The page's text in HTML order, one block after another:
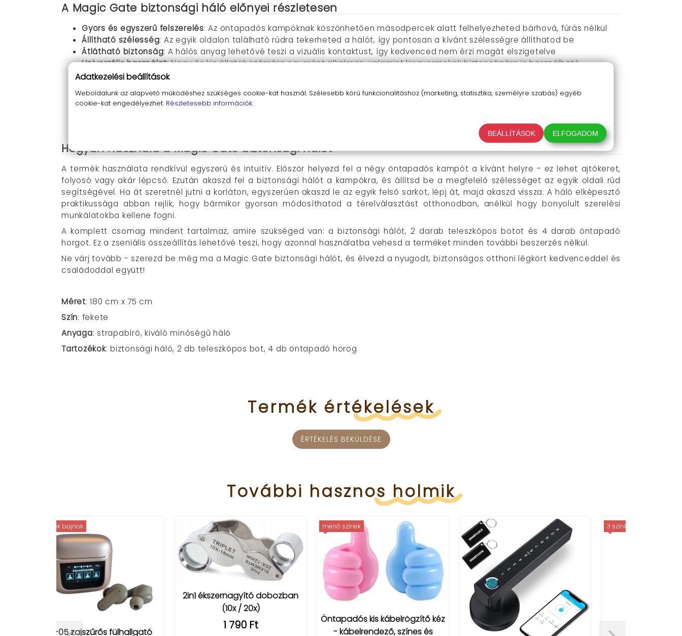
A Magic Gate biztonsági háló előnyei részletesen
Gyors és egyszerű felszerelés: Az öntapadós kampóknak köszönhetően másodpercek alatt felhelyezheted bárhová, fúrás nélkül
Állítható szélesség: Az egyik oldalon található rúdra tekerheted a hálót, így pontosan a kívánt szélességre állíthatod be
Átlátható biztonság: A hálós anyag lehetővé teszi a vizuális kontaktust, így kedvenced nem érzi magát elszigetelve
Univerzális használat: Nagy és kis állatok számára egyaránt alkalmas, valamint kisgyermekek biztonságára is használható
Tartós anyagok: Kiváló minőségű nylon és rozsdamentes acél szerkezet garantálja a hosszú élettartamot
Károkozás-mentes : Az öntapadós rendszer nem hagy nyomot a falon, bármikor eltávolítható
Kompakt tárolás
Hogyan használd a Magic Gate biztonsági hálót
A termék használata rendkívül egyszerű és intuitív. Először helyezd fel a négy öntapadós kampót a kívánt helyre - ez lehet ajtókeret,
folyosó vagy akár lépcső. Ezután akaszd fel a biztonsági hálót a kampókra, és állítsd be a megfelelő szélességet az egyik oldali rúd
segítségével. Ha át szeretnél jutni a korláton, egyszerűen akaszd le az egyik felső sarkot, lépj át, majd akaszd vissza. A háló elképesztő
praktikussága abban rejlik, hogy bármikor gyorsan módosíthatod a térelválasztást otthonodban, anélkül hogy bonyolult szerelési
munkálatokba kellene fogni.
A komplett csomag mindent tartalmaz, amire szükséged van: a biztonsági hálót, 2 darab teleszkópos botot és 4 darab öntapadó
horgot. Ez a zseniális összeállítás lehetővé teszi, hogy azonnal használatba vehesd a terméket minden további beszerzés nélkül.
Ne várj tovább - szerezd be még ma a Magic Gate biztonsági hálót, és élvezd a nyugodt, biztonságos otthoni légkört kedvenceddel és
családoddal együtt!
Méret: 180 cm x 75 cm
Szín: fekete
Anyaga: strapabíró, kiváló minőségű háló
Tartozékok: biztonsági háló, 2 db teleszkópos bot, 4 db öntapadó horog
Termék értékelések
ÉRTÉKELÉS BEKÜLDÉSE
További hasznos holmik
2in1 ékszernagyító dobozban
(10x / 20x)
1 790 Ft
menő színek
Öntapadós kis kábelrögzítő kéz
- kábelrendező, színes és
3 színben
Adatkezelési beállítások
Weboldalunk az alapvető működéshez szükséges cookie-kat használ. Szélesebb körű funkcionalitáshoz (marketing, statisztika, személyre szabás) egyéb
cookie-kat engedélyezhet. Részletesebb információk.
BEÁLLÍTÁSOK ELFOGADOM